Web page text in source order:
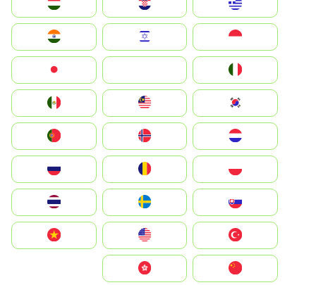
Hrvatska
Magyarország
Indonesia
South Korea
Nederland
Portugal
România
Slovensko
United States
Vietnam